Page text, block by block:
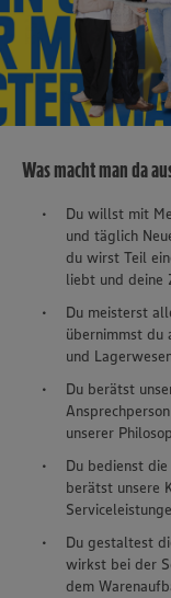
Was macht man da
Du willst mit
und täglich
du wirst Teil
liebt und
Du meisterst
übernimmst du
und
Du berätst
unserer
Du bedienst
berätst unsere
Du gestaltest
wirkst bei der
dem